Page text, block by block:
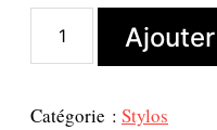
a
t
Catégorie : Stylos